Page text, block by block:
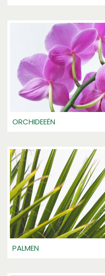
ORCHIDEEËN
PALMEN